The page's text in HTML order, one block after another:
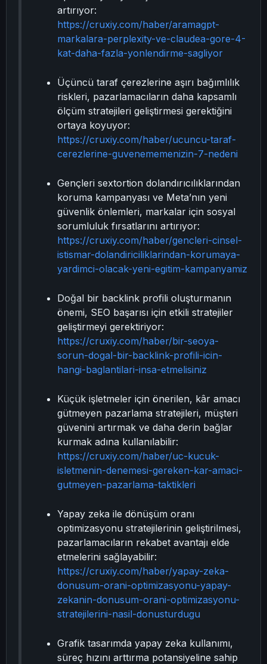
artırıyor:
https://cruxiy.com/haber/aramagpt-
markalara-perplexity-ve-claudea-gore-4-
kat-daha-fazla-yonlendirme-sagliyor
Üçüncü taraf çerezlerine aşırı bağımlılık
riskleri, pazarlamacıların daha kapsamlı
ölçüm stratejileri geliştirmesi gerektiğini
ortaya koyuyor:
https://cruxiy.com/haber/ucuncu-taraf-
cerezlerine-guvenememenizin-7-nedeni
Gençleri sextortion dolandırıcılıklarından
koruma kampanyası ve Meta’nın yeni
güvenlik önlemleri, markalar için sosyal
sorumluluk fırsatlarını artırıyor:
https://cruxiy.com/haber/gencleri-cinsel-
istismar-dolandiriciliklarindan-korumaya-
yardimci-olacak-yeni-egitim-kampanyamiz
Doğal bir backlink profili oluşturmanın
önemi, SEO başarısı için etkili stratejiler
geliştirmeyi gerektiriyor:
https://cruxiy.com/haber/bir-seoya-
sorun-dogal-bir-backlink-profili-icin-
hangi-baglantilari-insa-etmelisiniz
Küçük işletmeler için önerilen, kâr amacı
gütmeyen pazarlama stratejileri, müşteri
güvenini artırmak ve daha derin bağlar
kurmak adına kullanılabilir:
https://cruxiy.com/haber/uc-kucuk-
isletmenin-denemesi-gereken-kar-amaci-
gutmeyen-pazarlama-taktikleri
Yapay zeka ile dönüşüm oranı
optimizasyonu stratejilerinin geliştirilmesi,
pazarlamacıların rekabet avantajı elde
etmelerini sağlayabilir:
https://cruxiy.com/haber/yapay-zeka-
donusum-orani-optimizasyonu-yapay-
zekanin-donusum-orani-optimizasyonu-
stratejilerini-nasil-donusturdugu
Grafik tasarımda yapay zeka kullanımı,
süreç hızını arttırma potansiyeline sahip